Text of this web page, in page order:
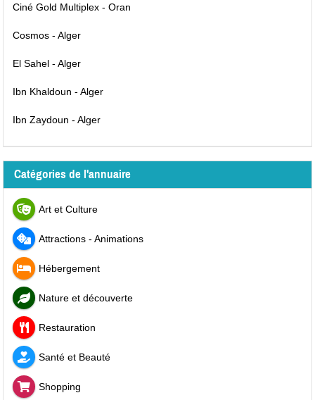
Ciné Gold Multiplex - Oran
Cosmos - Alger
El Sahel - Alger
Ibn Khaldoun - Alger
Ibn Zaydoun - Alger
Catégories de l'annuaire
Art et Culture
Attractions - Animations
Hébergement
Nature et découverte
Restauration
Santé et Beauté
Shopping